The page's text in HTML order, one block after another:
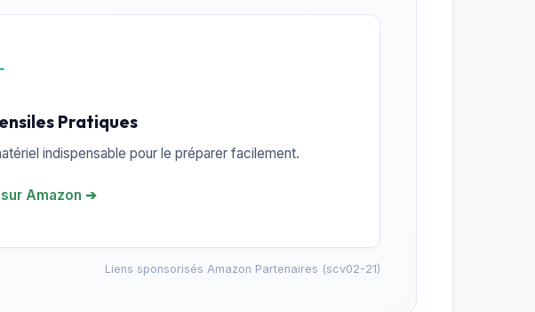
Pratiques
indispensable pour le préparer facilement.
Amazon ➔
Liens sponsorisés Amazon Partenaires (scv02-21)